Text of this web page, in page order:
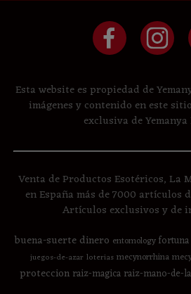
Esta website es propiedad de
imágenes y contenido en este
exclusiva de
Venta de Productos Esotéricos, La
en España más de 7000 artículos
Artículos exclusivos y de
buena-suertedinero entomologyfortuna
juegos-de-azar loterias mecynorrhina
proteccion raiz-magica raiz-mano-de-